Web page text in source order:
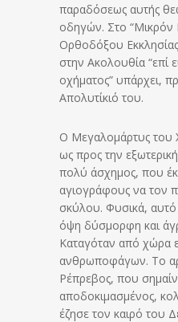
παραδόσεως αυτής
οδηγών. Στο “Μικρόν
Ορθοδόξου
στην Ακολουθία “επί
οχήματος” υπάρχει,
Απολυτίκιό του.
Ο Μεγαλομάρτυς του
ως προς την
πολύ άσχημος, που
αγιογράφους να τον
σκύλου. Φυσικά, αυτό
όψη δύσμορφη και
Καταγόταν από χώρα
ανθρωποφάγων. Το
Ρέπρεβος, που
αποδοκιμασμένος,
έζησε τον καιρό του